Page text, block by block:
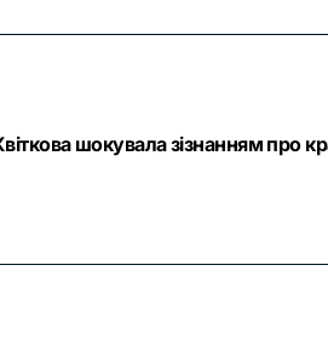
шокувала зізнанням про